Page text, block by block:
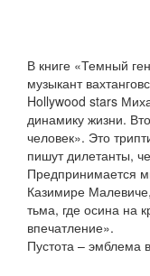
В книге «Темный
музыкант
Hollywood stars
динамику жизни.
человек». Это
пишут дилетанты,
Предпринимается
Казимире
тьма, где осина
впечатление».
Пустота – эмблема